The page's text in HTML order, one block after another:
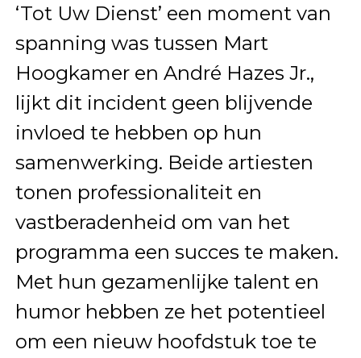
‘Tot Uw Dienst’ een moment van
spanning was tussen Mart
Hoogkamer en André Hazes Jr.,
lijkt dit incident geen blijvende
invloed te hebben op hun
samenwerking. Beide artiesten
tonen professionaliteit en
vastberadenheid om van het
programma een succes te maken.
Met hun gezamenlijke talent en
humor hebben ze het potentieel
om een nieuw hoofdstuk toe te